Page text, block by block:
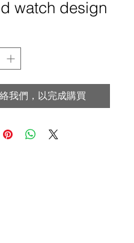
watch design
我們，以完成購買